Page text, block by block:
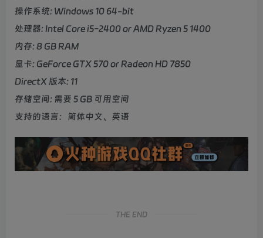
操作系统: Windows 10 64-bit
处理器: Intel Core i5-2400 or AMD Ryzen 5 1400
内存: 8 GB RAM
显卡: GeForce GTX 570 or Radeon HD 7850
DirectX 版本: 11
存储空间: 需要 5 GB 可用空间
支持的语言：简体中文、英语
THE END